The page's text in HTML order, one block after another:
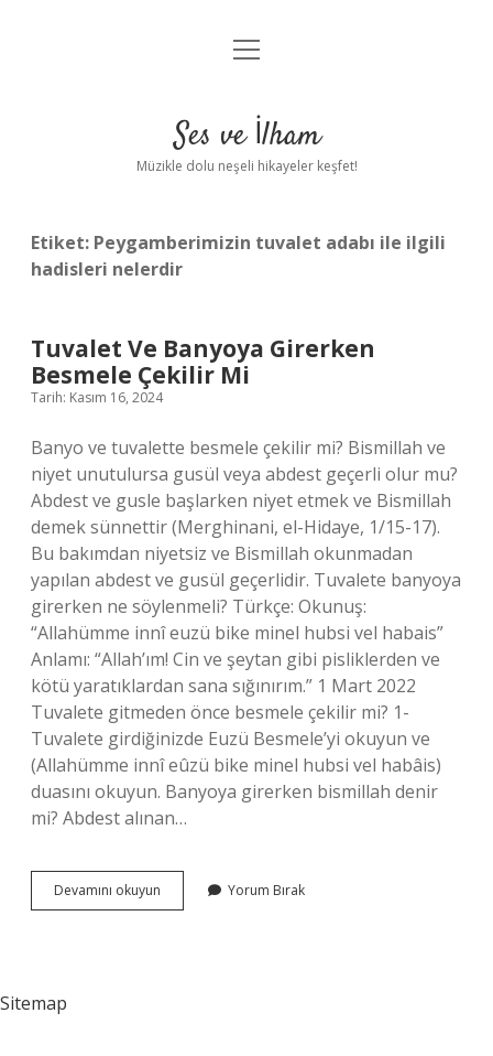
Anasayfa
Yasal Uyarı
menüyü
Ses ve İlham
Müzikle dolu neşeli hikayeler keşfet!
Etiket: Peygamberimizin tuvalet adabı ile ilgili
hadisleri nelerdir
Tuvalet Ve Banyoya Girerken
Besmele Çekilir Mi
Tarih: Kasım 16, 2024
Banyo ve tuvalette besmele çekilir mi? Bismillah ve
niyet unutulursa gusül veya abdest geçerli olur mu?
Abdest ve gusle başlarken niyet etmek ve Bismillah
demek sünnettir (Merghinani, el-Hidaye, 1/15-17).
Bu bakımdan niyetsiz ve Bismillah okunmadan
yapılan abdest ve gusül geçerlidir. Tuvalete banyoya
girerken ne söylenmeli? Türkçe: Okunuş:
“Allahümme innî euzü bike minel hubsi vel habais”
Anlamı: “Allah’ım! Cin ve şeytan gibi pisliklerden ve
kötü yaratıklardan sana sığınırım.” 1 Mart 2022
Tuvalete gitmeden önce besmele çekilir mi? 1-
Tuvalete girdiğinizde Euzü Besmele’yi okuyun ve
(Allahümme innî eûzü bike minel hubsi vel habâis)
duasını okuyun. Banyoya girerken bismillah denir
mi? Abdest alınan…
Devamını okuyun
Ve
Yorum Bırak
Sitemap